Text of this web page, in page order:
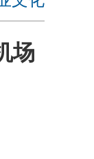
场